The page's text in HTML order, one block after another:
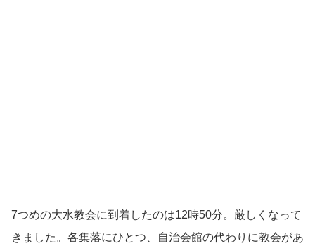
7つめの大水教会に到着したのは12時50分。厳しくなって
きました。各集落にひとつ、自治会館の代わりに教会があ